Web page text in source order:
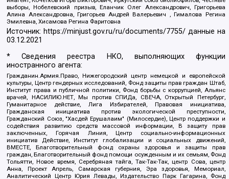
выборы, Нобелевский призыв, Еланчик Олег Александрович, Григорьева
Алина Александровна, Григорьев Андрей Валерьевич , Гималова Регина
Эмилевна, Хисамова Регина Фаритовна
Источник: https://minjust.gov.ru/ru/documents/7755/ данные на
03.12.2021
* Сведения реестра НКО, выполняющих функции
иностранного агента:
Гражданин.Армия.Право, Нижегородский центр немецкой и европейской
культуры, Центр гендерных исследований, Фонд защиты прав граждан Штаб,
Институт права и публичной политики, Фонд борьбы с коррупцией, Альянс
врачей, НАСИЛИЮ.НЕТ, Мы против СПИДа, СВЕЧА, Открытый Петербург,
Гуманитарное действие, Лига Избирателей, Правовая инициатива,
Гражданская инициатива против экологической преступности,
Гражданский Союз, "Хасдей Ерушалаим" (Милосердие), Центр поддержки и
содействия развитию средств массовой информации, В защиту прав
заключенных, Горячая Линия, Центр социально-информационных
инициатив Действие, Институт глобализации и социальных движений,
ВМЕСТЕ, Благотворительный фонд охраны здоровья и защиты прав
граждан, Благотворительный фонд помощи осужденным и их семьям, Фонд
Тольятти, Новое время, Серебряная тайга, Так-Так-Так, центр Сова, центр
Анна, Проект Апрель, Самарская губерния, Эра здоровья, Мемориал,
Аналитический Центр Юрия Левады, Издательство Парк Гагарина, Фонд